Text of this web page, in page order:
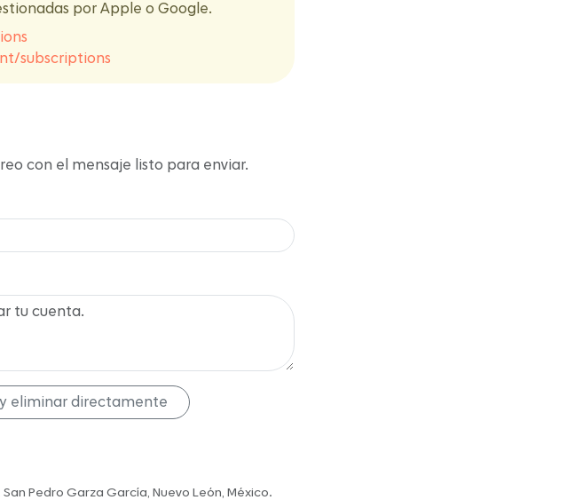
por Apple o Google.
subscriptions
con el mensaje listo para enviar.
y eliminar directamente
Pedro Garza García, Nuevo León, México.